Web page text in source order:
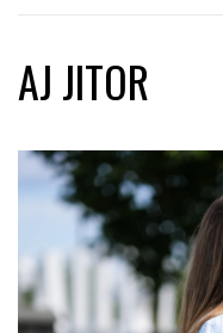
AJ JITOR